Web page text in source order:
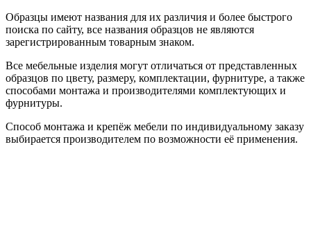
Образцы имеют названия для их различия и более быстрого
поиска по сайту, все названия образцов не являются
зарегистрированным товарным знаком.
Все мебельные изделия могут отличаться от представленных
образцов по цвету, размеру, комплектации, фурнитуре, а также
способами монтажа и производителями комплектующих и
фурнитуры.
Способ монтажа и крепёж мебели по индивидуальному заказу
выбирается производителем по возможности её применения.